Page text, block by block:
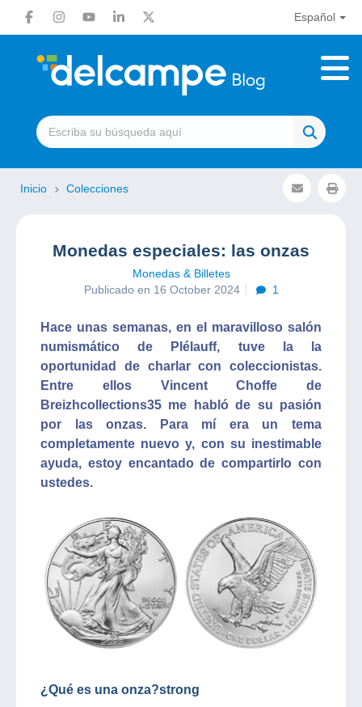
Español
Inicio Colecciones
Monedas especiales: las onzas
Monedas & Billetes
Publicado en 16 October 2024
1
Hace unas semanas, en el maravilloso salón
numismático de Plélauff, tuve la la
oportunidad de charlar con coleccionistas.
Entre ellos Vincent Choffe de
Breizhcollections35 me habló de su pasión
por las onzas. Para mí era un tema
completamente nuevo y, con su inestimable
ayuda, estoy encantado de compartirlo con
ustedes.
¿Qué es una onza?strong